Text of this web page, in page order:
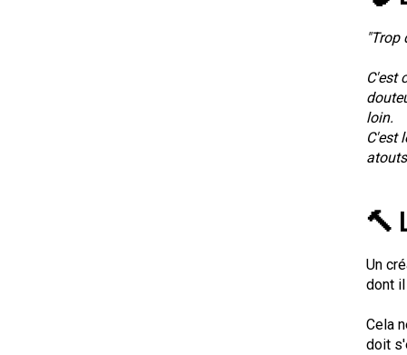
"Trop
C'est
loin.
C'est
🔨
Un
dont
Cela
doit